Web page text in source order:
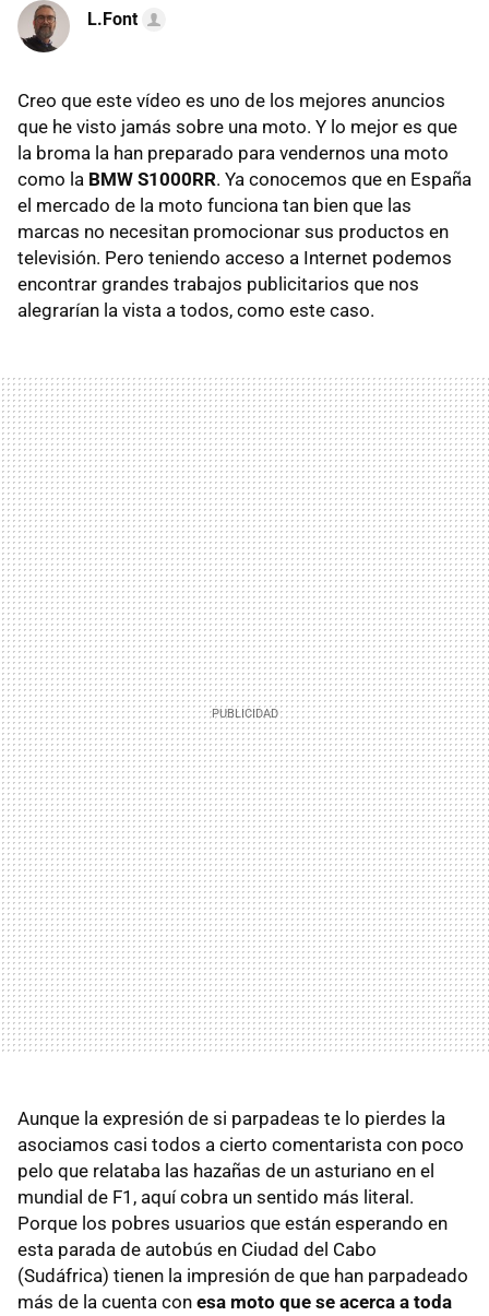
L.Font
Creo que este vídeo es uno de los mejores anuncios
que he visto jamás sobre una moto. Y lo mejor es que
la broma la han preparado para vendernos una moto
como la BMW S1000RR. Ya conocemos que en España
el mercado de la moto funciona tan bien que las
marcas no necesitan promocionar sus productos en
televisión. Pero teniendo acceso a Internet podemos
encontrar grandes trabajos publicitarios que nos
alegrarían la vista a todos, como este caso.
Aunque la expresión de si parpadeas te lo pierdes la
asociamos casi todos a cierto comentarista con poco
pelo que relataba las hazañas de un asturiano en el
mundial de F1, aquí cobra un sentido más literal.
Porque los pobres usuarios que están esperando en
esta parada de autobús en Ciudad del Cabo
(Sudáfrica) tienen la impresión de que han parpadeado
más de la cuenta con esa moto que se acerca a toda